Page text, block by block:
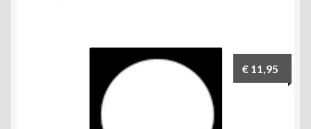
€ 11,95